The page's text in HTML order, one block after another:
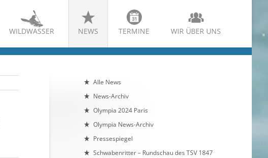
WILDWASSER NEWS TERMINE WIR ÜBER UNS
Alle News
News-Archiv
Olympia 2024 Paris
Olympia News-Archiv
Pressespiegel
Schwabenritter – Rundschau des TSV 1847